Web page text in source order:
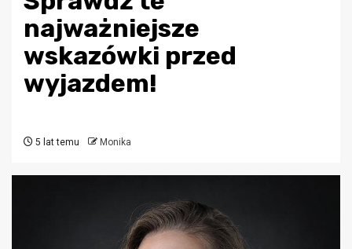
najważniejsze
wskazówki przed
wyjazdem!
5 lat temu Monika